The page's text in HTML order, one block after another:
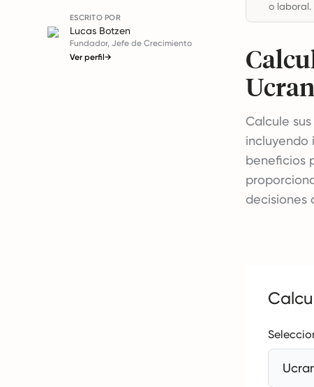
ESCRITO POR
Lucas Botzen
Fundador, Jefe de Crecimiento
Ver perfil→
o laboral.
Calcule
incluyendo
beneficios
decisiones